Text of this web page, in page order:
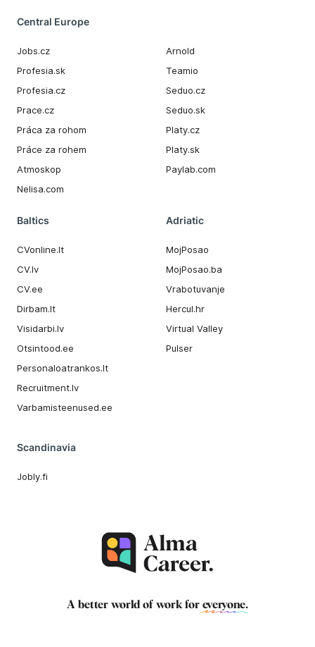
Central Europe
Jobs.cz
Profesia.sk
Profesia.cz
Prace.cz
Práca za rohom
Práce za rohem
Atmoskop
Nelisa.com
Arnold
Teamio
Seduo.cz
Seduo.sk
Platy.cz
Platy.sk
Paylab.com
Baltics
CVonline.lt
CV.lv
CV.ee
Dirbam.It
Visidarbi.lv
Otsintood.ee
Personaloatrankos.lt
Recruitment.lv
Varbamisteenused.ee
Adriatic
MojPosao
MojPosao.ba
Vrabotuvanje
Hercul.hr
Virtual Valley
Pulser
Scandinavia
Jobly.fi
A better world of work for everyone.